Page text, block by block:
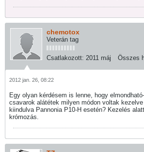
chemotox
Veterán tag
Csatlakozott: 2011 máj Összes
2012 jan. 26, 08:22
Egy olyan kérdésem is lenne, hogy
csavarok alátétek milyen módon voltak kezelve
kiindulva Pannonia P10-H esetén? Kezelés
krómozás.